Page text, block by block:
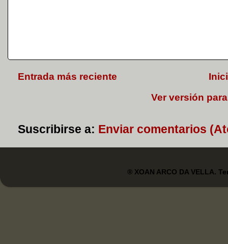
Entrada más reciente
Ver versión
Suscribirse a: Enviar comentarios
® XOAN ARCO DA VELLA.